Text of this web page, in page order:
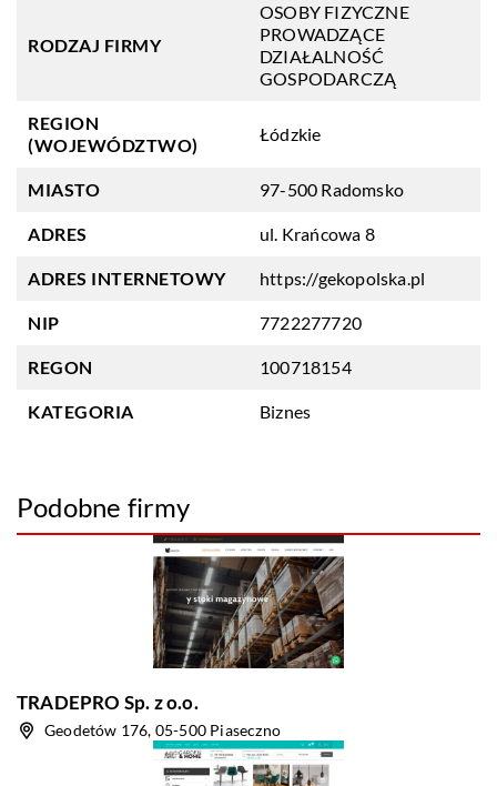
RODZAJ FIRMY
OSOBY FIZYCZNE
PROWADZĄCE
DZIAŁALNOŚĆ
GOSPODARCZĄ
REGION
(WOJEWÓDZTWO)
Łódzkie
MIASTO 97-500 Radomsko
ADRES ul. Krańcowa 8
ADRES INTERNETOWY https://gekopolska.pl
NIP 7722277720
REGON 100718154
KATEGORIA Biznes
Podobne firmy
TRADEPRO Sp. z o.o.
Geodetów 176, 05-500 Piaseczno